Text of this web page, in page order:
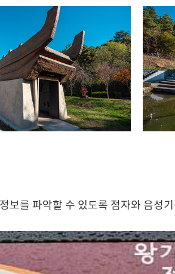
보를 파악할 수 있도록 점자와 음성